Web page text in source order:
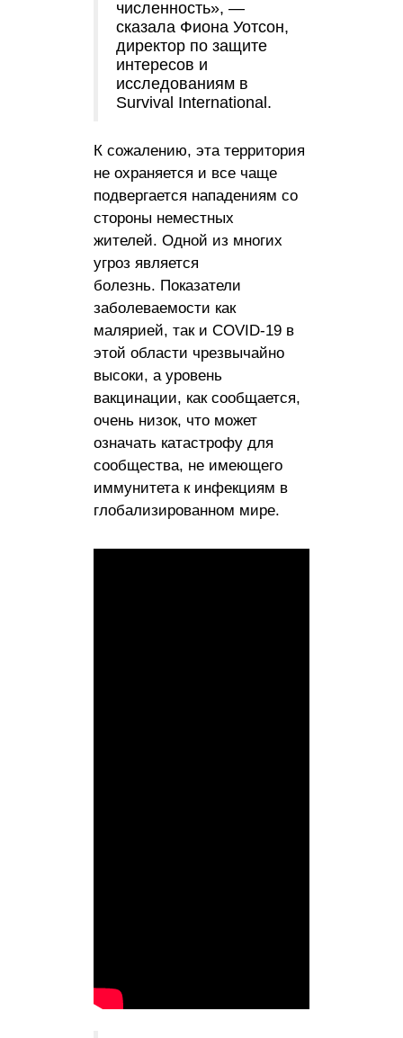
численность», —
сказала Фиона Уотсон,
директор по защите
интересов и
исследованиям в
Survival International.
К сожалению, эта территория
не охраняется и все чаще
подвергается нападениям со
стороны неместных
жителей. Одной из многих
угроз является
болезнь. Показатели
заболеваемости как
малярией, так и COVID-19 в
этой области чрезвычайно
высоки, а уровень
вакцинации, как сообщается,
очень низок, что может
означать катастрофу для
сообщества, не имеющего
иммунитета к инфекциям в
глобализированном мире.